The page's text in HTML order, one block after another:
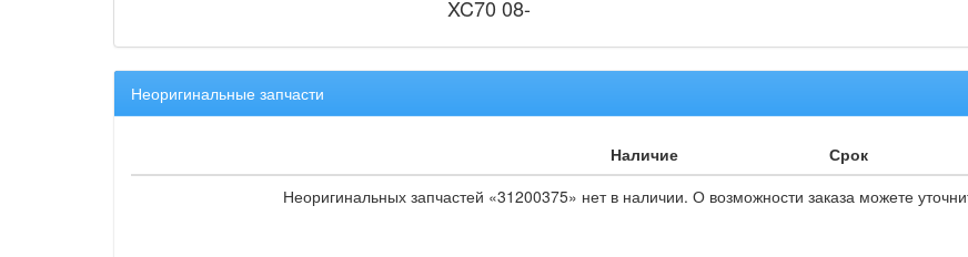
XC70 08-
Неоригинальные запчасти
Наличие Срок
Неоригинальных запчастей «31200375» нет в наличии. О возможности заказа можете